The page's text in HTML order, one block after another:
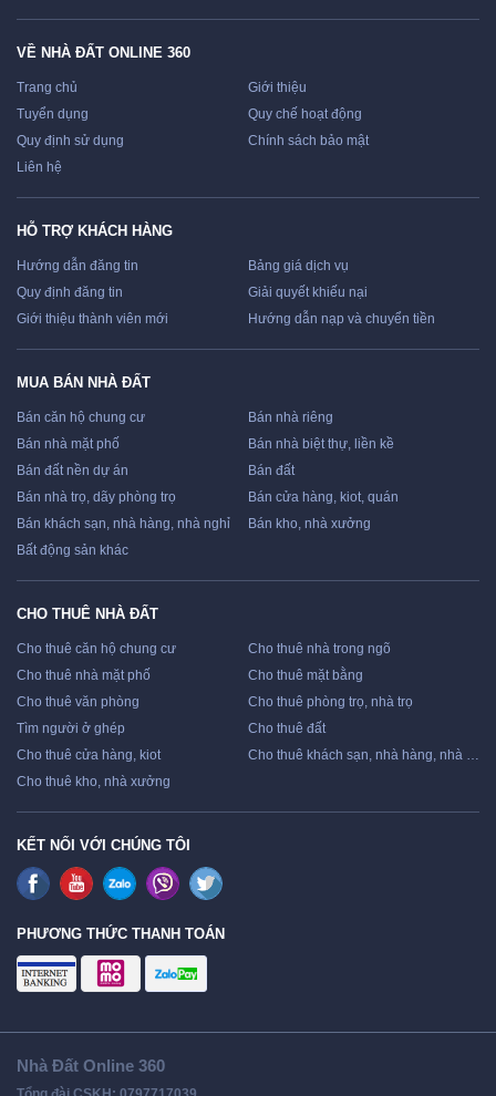
VỀ NHÀ ĐẤT ONLINE 360
Trang chủ
Giới thiệu
Tuyển dụng
Quy chế hoạt động
Quy định sử dụng
Chính sách bảo mật
Liên hệ
HỖ TRỢ KHÁCH HÀNG
Hướng dẫn đăng tin
Bảng giá dịch vụ
Quy định đăng tin
Giải quyết khiếu nại
Giới thiệu thành viên mới
Hướng dẫn nạp và chuyển tiền
MUA BÁN NHÀ ĐẤT
Bán căn hộ chung cư
Bán nhà riêng
Bán nhà mặt phố
Bán nhà biệt thự, liền kề
Bán đất nền dự án
Bán đất
Bán nhà trọ, dãy phòng trọ
Bán cửa hàng, kiot, quán
Bán khách sạn, nhà hàng, nhà nghỉ
Bán kho, nhà xưởng
Bất động sản khác
CHO THUÊ NHÀ ĐẤT
Cho thuê căn hộ chung cư
Cho thuê nhà trong ngõ
Cho thuê nhà mặt phố
Cho thuê mặt bằng
Cho thuê văn phòng
Cho thuê phòng trọ, nhà trọ
Tìm người ở ghép
Cho thuê đất
Cho thuê cửa hàng, kiot
Cho thuê khách sạn, nhà hàng, nhà nghỉ
Cho thuê kho, nhà xưởng
KẾT NỐI VỚI CHÚNG TÔI
PHƯƠNG THỨC THANH TOÁN
Nhà Đất Online 360